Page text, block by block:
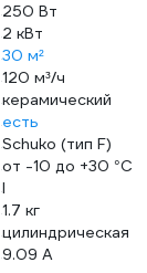
250 Вт
2 кВт
30 м²
120 м³/ч
керамический
есть
Schuko (тип F)
от -10 до +30 °С
I
1.7 кг
цилиндрическая
9.09 А